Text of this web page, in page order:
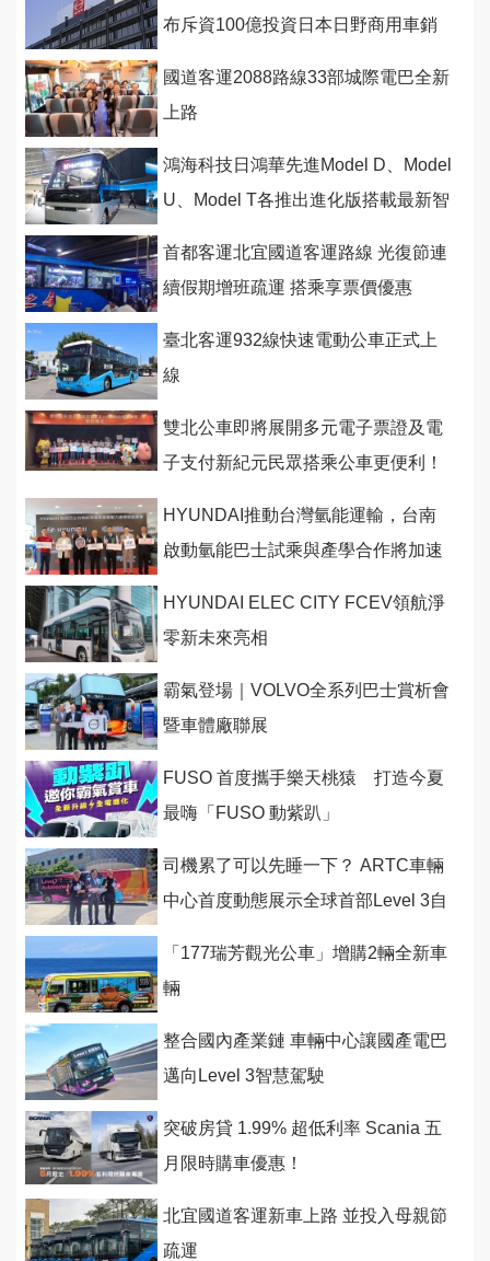
布斥資100億投資日本日野商用車銷
國道客運2088路線33部城際電巴全新
上路
鴻海科技日鴻華先進Model D、Model
U、Model T各推出進化版搭載最新智
首都客運北宜國道客運路線 光復節連
續假期增班疏運 搭乘享票價優惠
臺北客運932線快速電動公車正式上
線
雙北公車即將展開多元電子票證及電
子支付新紀元民眾搭乘公車更便利！
HYUNDAI推動台灣氫能運輸，台南
啟動氫能巴士試乘與產學合作將加速
HYUNDAI ELEC CITY FCEV領航淨
零新未來亮相
霸氣登場｜VOLVO全系列巴士賞析會
暨車體廠聯展
FUSO 首度攜手樂天桃猿 打造今夏
最嗨「FUSO 動紫趴」
司機累了可以先睡一下？ ARTC車輛
中心首度動態展示全球首部Level 3自
「177瑞芳觀光公車」增購2輛全新車
輛
整合國內產業鏈 車輛中心讓國產電巴
邁向Level 3智慧駕駛
突破房貸 1.99% 超低利率 Scania 五
月限時購車優惠！
北宜國道客運新車上路 並投入母親節
疏運